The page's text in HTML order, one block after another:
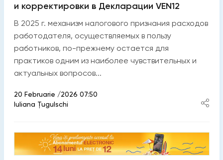
и корректировки в Декларации VEN12
В 2025 г. механизм налогового признания расходов
работодателя, осуществляемых в пользу
работников, по-прежнему остается для
практиков одним из наиболее чувствительных и
актуальных вопросов...
20 Februarie /2026 07:50
Iuliana Țugulschi